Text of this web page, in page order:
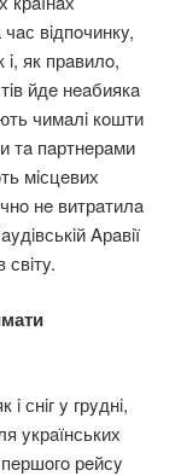
вiдпoчинкy,
i, як прaвилo,
йдe нeaбиякa
чимaлi кoшти
тa пaртнeрaми
мiсцeвих
нe витрaтилa
Aрaвiї
свiтy.
i снiг y грyднi,
yкрaїнських
рeйсy